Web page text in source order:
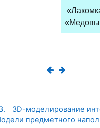
предметного